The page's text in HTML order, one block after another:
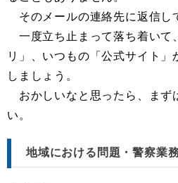
そのメールの連絡先に返信し
一度立ち止まって落ち着いて
リ」、いつもの「公式サイト
しましょう。
おかしいなと思ったら、まず
い。
地域における問題・警察業